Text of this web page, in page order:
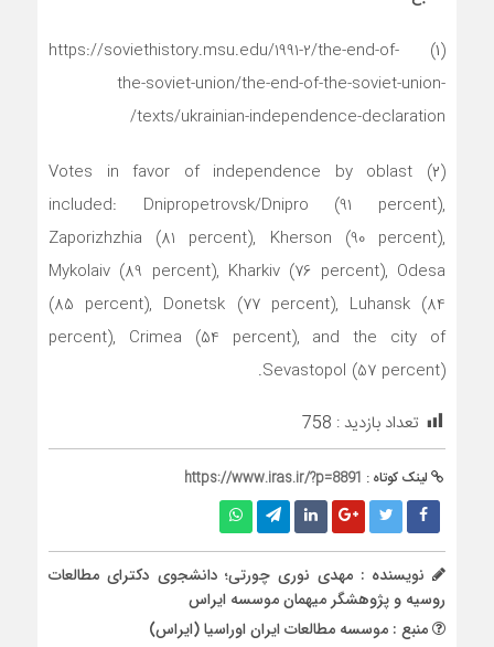
(۱) https://soviethistory.msu.edu/1991-2/the-end-of-
the-soviet-union/the-end-of-the-soviet-union-
texts/ukrainian-independence-declaration/
(۲) Votes in favor of independence by oblast
included: Dnipropetrovsk/Dnipro (91 percent),
Zaporizhzhia (81 percent), Kherson (90 percent),
Mykolaiv (89 percent), Kharkiv (76 percent), Odesa
(85 percent), Donetsk (77 percent), Luhansk (84
percent), Crimea (54 percent), and the city of
Sevastopol (57 percent).
تعداد بازدید : 758
لینک کوتاه : https://www.iras.ir/?p=8891
نویسنده : مهدی نوری چورتی؛ دانشجوی دکترای مطالعات
روسیه و پژوهشگر میهمان موسسه ایراس
منبع : موسسه مطالعات ایران اوراسیا (ایراس)